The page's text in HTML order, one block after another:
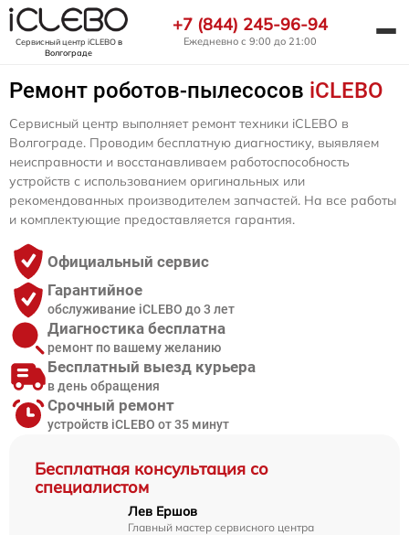
Сервисный центр iCLEBOв
Волгограде
+7 (844) 245-96-94
Ежедневно с 9:00 до 21:00
Ремонт роботов-пылесосов iCLEBO
Бесплатная консультация со
специалистом
Лев Ершов
Главный мастер сервисного центра
Сервисный центр выполняет ремонт техники iCLEBO в
Волгограде. Проводим бесплатную диагностику, выявляем
неисправности и восстанавливаем работоспособность
устройств с использованием оригинальных или
рекомендованных производителем запчастей. На все работы
и комплектующие предоставляется гарантия.
Официальный сервис
Гарантийное
обслуживание iCLEBO до 3 лет
Диагностика бесплатна
ремонт по вашему желанию
Бесплатный выезд курьера
в день обращения
Срочный ремонт
устройств iCLEBO от 35 минут